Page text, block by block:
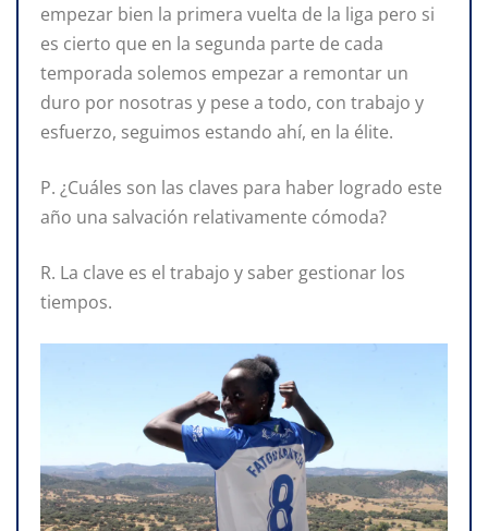
empezar bien la primera vuelta de la liga pero si
es cierto que en la segunda parte de cada
temporada solemos empezar a remontar un
duro por nosotras y pese a todo, con trabajo y
esfuerzo, seguimos estando ahí, en la élite.
P. ¿Cuáles son las claves para haber logrado este
año una salvación relativamente cómoda?
R. La clave es el trabajo y saber gestionar los
tiempos.